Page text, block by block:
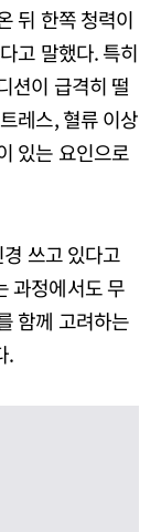
뒤 한쪽 청력이
고 말했다. 특히
션이 급격히 떨
레스, 혈류 이상
있는 요인으로
쓰고 있다고
과정에서도 무
함께 고려하는
.